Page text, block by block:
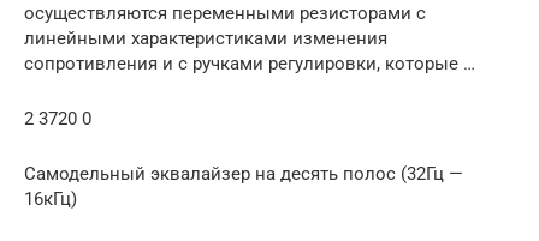
осуществляются переменными резисторами с
линейными характеристиками изменения
сопротивления и с ручками регулировки, которые …
2 3720 0
Самодельный эквалайзер на десять полос (32Гц —
16кГц)